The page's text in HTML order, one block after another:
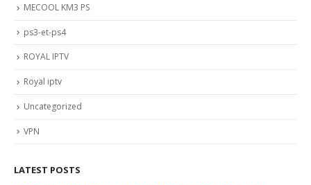
MECOOL KM3 PS
ps3-et-ps4
ROYAL IPTV
Royal iptv
Uncategorized
VPN
LATEST POSTS